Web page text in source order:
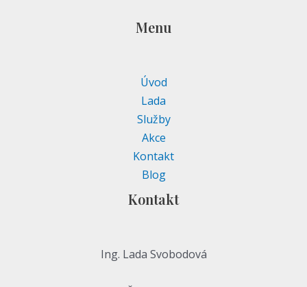
Menu
Úvod
Lada
Služby
Akce
Kontakt
Blog
Kontakt
Ing. Lada Svobodová